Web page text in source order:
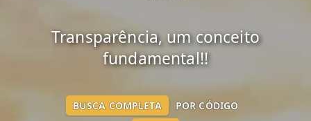
Transparência, um conceito
fundamental!!
BUSCA COMPLETA POR CÓDIGO